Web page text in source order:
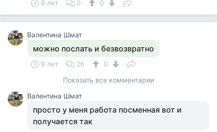
9 лет 0 0
Валентина Шмат
можно послать и безвозвратно
9 лет 26
0
Показать все комментарии
Валентина Шмат
просто у меня работа посменная вот и
получается так